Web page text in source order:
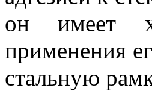
он имеет
применения
стальную